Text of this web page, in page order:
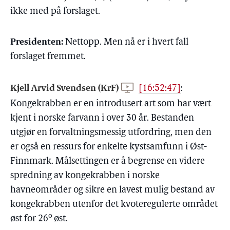
ikke med på forslaget.
Presidenten: Nettopp. Men nå er i hvert fall
forslaget fremmet.
Kjell Arvid Svendsen (KrF) [16:52:47] :
Kongekrabben er en introdusert art som har vært
kjent i norske farvann i over 30 år. Bestanden
utgjør en forvaltningsmessig utfordring, men den
er også en ressurs for enkelte kystsamfunn i Øst-
Finnmark. Målsettingen er å begrense en videre
spredning av kongekrabben i norske
havneområder og sikre en lavest mulig bestand av
kongekrabben utenfor det kvoteregulerte området
øst for 26o øst.